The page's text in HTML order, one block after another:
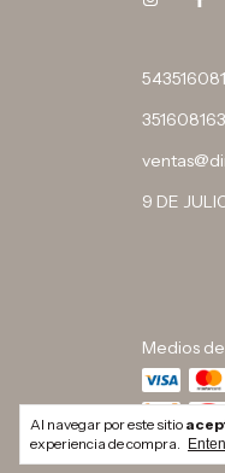
Al navegar por este sitio
experiencia de compra.
9 DE
Medios